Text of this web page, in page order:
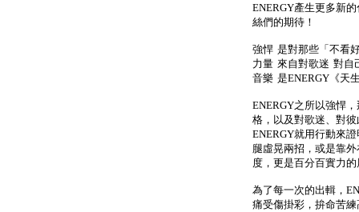
ENERGY產生更多新
絲們的期待！
強悍 是對那些「不
力量 來自對歌迷 對
音樂 是ENERGY《天
ENERGY之所以強悍
格，以及對歌迷、對
ENERGY就用行動來
腿虛晃兩招，或是靠
度，更是百分百實力
為了每一次的出輯，
痛受傷掛彩，拚命苦